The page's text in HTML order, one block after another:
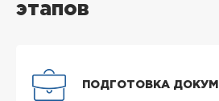
этапов
ПОДГОТОВКА